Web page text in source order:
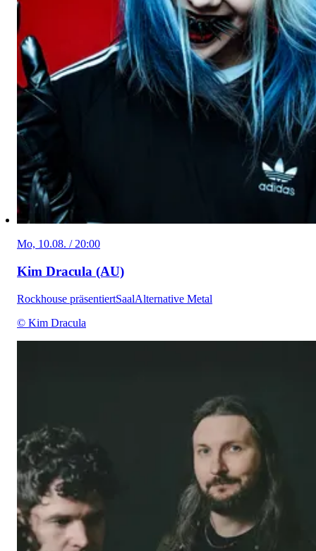
Mo, 10.08. / 20:00
Kim Dracula (AU)
Rockhouse präsentiertSaalAlternative Metal
© Kim Dracula